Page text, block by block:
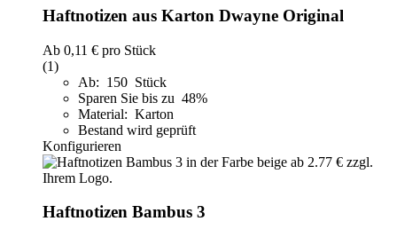
Haftnotizen aus Karton Dwayne Original
Ab 0,11 € pro Stück
(1)
Ab: 150 Stück
Sparen Sie bis zu 48%
Material: Karton
Bestand wird geprüft
Konfigurieren
Haftnotizen Bambus 3